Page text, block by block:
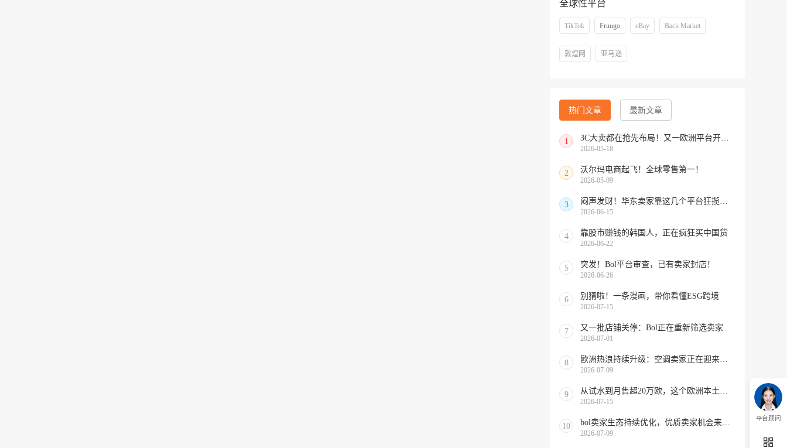
全球性平台
TikTok Fruugo eBay Back Market
敦煌网 亚马逊
热门文章 最新文章
1 3C大卖都在抢先布局！又一欧洲平台开放中国招商
2026-05-18
2 沃尔玛电商起飞！全球零售第一！
2026-05-09
3 闷声发财！华东卖家靠这几个平台狂揽北美订单，华南机会来了！
2026-06-15
4 靠股市赚钱的韩国人，正在疯狂买中国货
2026-06-22
5 突发！Bol平台审查，已有卖家封店！
2026-06-26
6 别猜啦！一条漫画，带你看懂ESG跨境
2026-07-15
7 又一批店铺关停：Bol正在重新筛选卖家
2026-07-01
8 欧洲热浪持续升级：空调卖家正在迎来窗口期！
2026-07-09
9 从试水到月售超20万欧，这个欧洲本土平台被低估了
2026-07-15
10 bol卖家生态持续优化，优质卖家机会来啦！
2026-07-09
平台顾问